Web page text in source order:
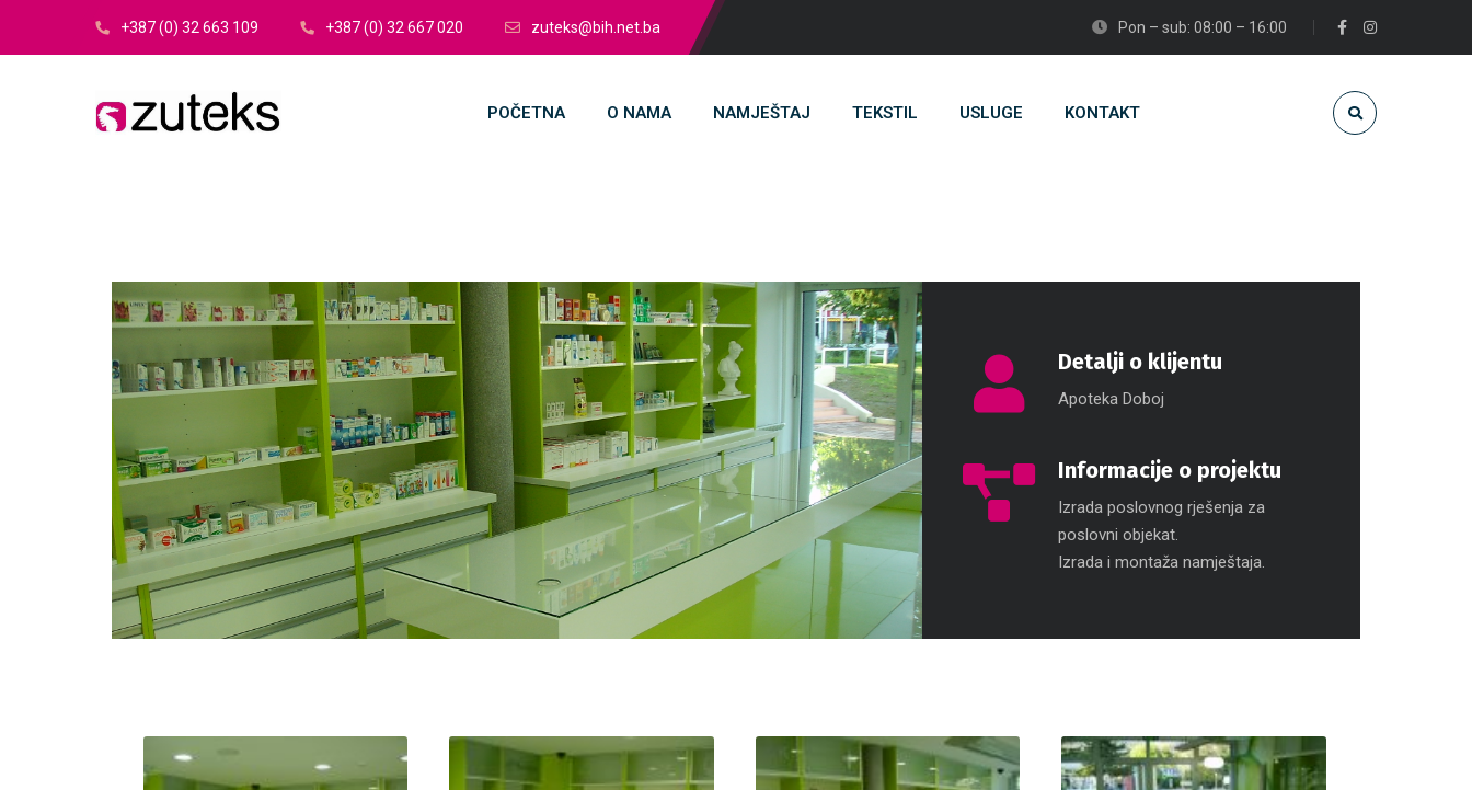
+387 (0) 32 663 109 +387 (0) 32 667 020 zuteks@bih.net.ba Pon – sub: 08:00 – 16:00
POČETNA O NAMA NAMJEŠTAJ TEKSTIL USLUGE KONTAKT
Detalji o klijentu
Apoteka Doboj
Informacije o projektu
Izrada poslovnog rješenja za
poslovni objekat.
Izrada i montaža namještaja.